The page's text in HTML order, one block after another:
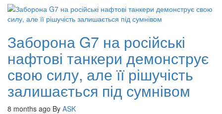
Заборона G7 на російські
нафтові танкери демонструє
свою силу, але її рішучість
залишається під сумнівом
8 months ago By ASK